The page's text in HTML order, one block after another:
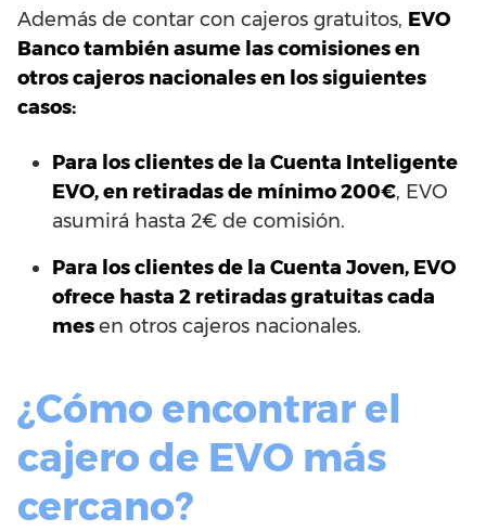
Además de contar con cajeros gratuitos, EVO
Banco también asume las comisiones en
otros cajeros nacionales en los siguientes
casos:
Para los clientes de la Cuenta Inteligente
EVO, en retiradas de mínimo 200€, EVO
asumirá hasta 2€ de comisión.
Para los clientes de la Cuenta Joven, EVO
ofrece hasta 2 retiradas gratuitas cada
mesen otros cajeros nacionales.
¿Cómo encontrar el
cajero de EVO más
cercano?